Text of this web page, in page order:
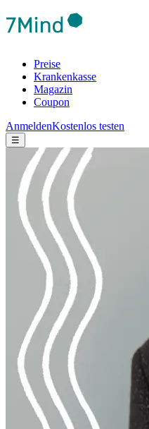
Preise
Krankenkasse
Magazin
Coupon
AnmeldenKostenlos testen
☰